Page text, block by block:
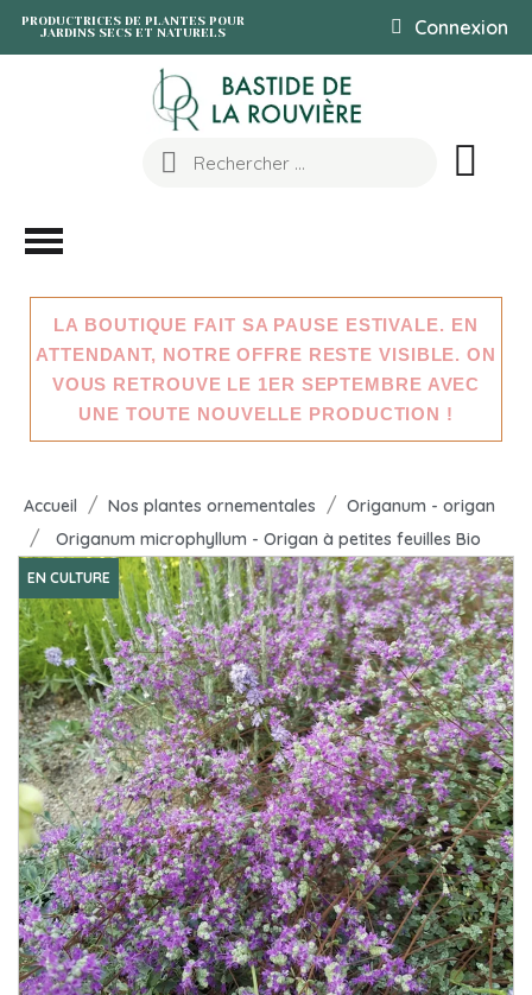
PRODUCTRICES DE PLANTES POUR
JARDINS SECS ET NATURELS
Connexion
LA BOUTIQUE FAIT SA PAUSE ESTIVALE. EN
ATTENDANT, NOTRE OFFRE RESTE VISIBLE. ON
VOUS RETROUVE LE 1ER SEPTEMBRE AVEC
UNE TOUTE NOUVELLE PRODUCTION !
Accueil Nos plantes ornementales
Origanum - origan
Origanum microphyllum - Origan à petites feuilles Bio
EN CULTURE